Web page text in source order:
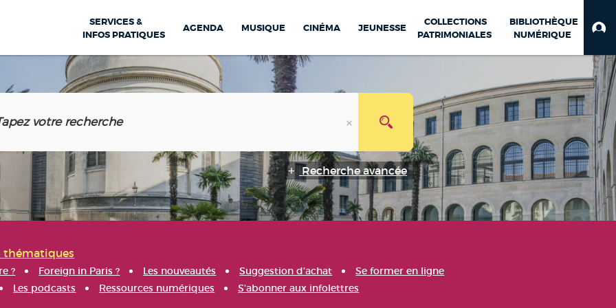
SERVICES &
INFOS PRATIQUES
AGENDA MUSIQUE CINÉMA JEUNESSE
COLLECTIONS
PATRIMONIALES
BIBLIOTHÈQUE
NUMÉRIQUE
Recherche avancée
thématiques
? Foreign in Paris ? Les nouveautés Suggestion d'achat
Se former en ligne
Les podcasts Ressources numériques S'abonner aux infolettres